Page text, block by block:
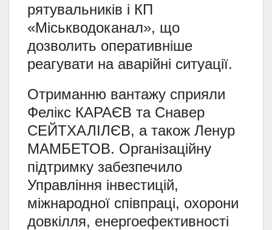
рятувальників і КП
«Міськводоканал», що
дозволить оперативніше
реагувати на аварійні ситуації.
Отриманню вантажу сприяли
Фелікс КАРАЄВ та Снавер
СЕЙТХАЛІЛЄВ, а також Ленур
МАМБЕТОВ. Організаційну
підтримку забезпечило
Управління інвестицій,
міжнародної співпраці, охорони
довкілля, енергоефективності